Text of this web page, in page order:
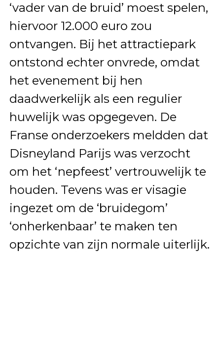
‘vader van de bruid’ moest spelen,
hiervoor 12.000 euro zou
ontvangen. Bij het attractiepark
ontstond echter onvrede, omdat
het evenement bij hen
daadwerkelijk als een regulier
huwelijk was opgegeven. De
Franse onderzoekers meldden dat
Disneyland Parijs was verzocht
om het ‘nepfeest’ vertrouwelijk te
houden. Tevens was er visagie
ingezet om de ‘bruidegom’
‘onherkenbaar’ te maken ten
opzichte van zijn normale uiterlijk.